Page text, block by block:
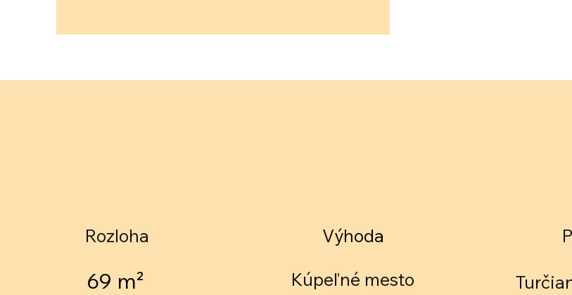
Rozloha
69 m²
Výhoda
Kúpeľné mesto